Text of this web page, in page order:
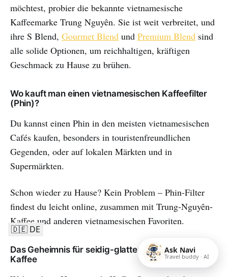
möchtest, probier die bekannte vietnamesische
Kaffeemarke Trung Nguyên. Sie ist weit verbreitet, und
ihre S Blend, Gourmet Blend und Premium Blend sind
alle solide Optionen, um reichhaltigen, kräftigen
Geschmack zu Hause zu brühen.
Wo kauft man einen vietnamesischen Kaffeefilter
(Phin)?
Du kannst einen Phin in den meisten vietnamesischen
Cafés kaufen, besonders in touristenfreundlichen
Gegenden, oder auf lokalen Märkten und in
Supermärkten.
Schon wieder zu Hause? Kein Problem – Phin-Filter
findest du leicht online, zusammen mit Trung-Nguyên-
Kaffee und anderen vietnamesischen Favoriten.
Das Geheimnis für seidig-glatten vietnamesischen
Kaffee
Ask Navi
Travel buddy · AI
🇩🇪 DE